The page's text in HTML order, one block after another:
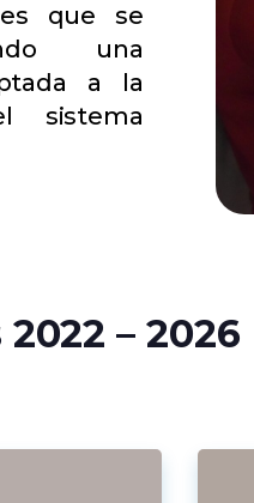
que se
una
a la
sistema
– 2026